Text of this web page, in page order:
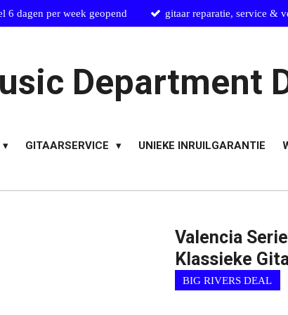
6 dagen per week geopend gitaar reparatie, service &
Department
GITAARSERVICE UNIEKE INRUILGARANTIE
Valencia
Klassieke
BIG RIVERS DEAL